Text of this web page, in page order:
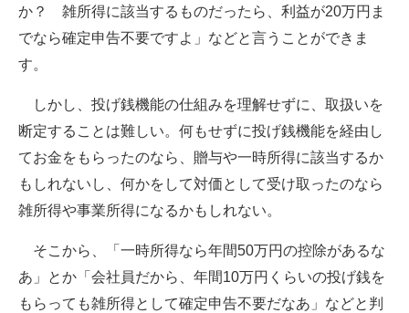
か？ 雑所得に該当するものだったら、利益が20万円ま
でなら確定申告不要ですよ」などと言うことができま
す。
しかし、投げ銭機能の仕組みを理解せずに、取扱いを
断定することは難しい。何もせずに投げ銭機能を経由し
てお金をもらったのなら、贈与や一時所得に該当するか
もしれないし、何かをして対価として受け取ったのなら
雑所得や事業所得になるかもしれない。
そこから、「一時所得なら年間50万円の控除があるな
あ」とか「会社員だから、年間10万円くらいの投げ銭を
もらっても雑所得として確定申告不要だなあ」などと判